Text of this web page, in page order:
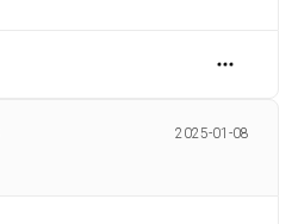
2025-01-08